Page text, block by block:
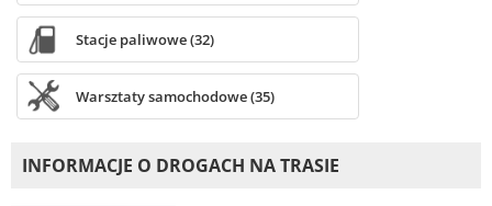
Stacje paliwowe (32)
Warsztaty samochodowe (35)
INFORMACJE O DROGACH NA TRASIE